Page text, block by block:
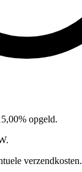
opgeld.
verzendkosten.